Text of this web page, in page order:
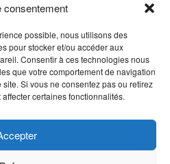
consentement
possible, nous utilisons des
pour stocker et/ou accéder aux
Consentir à ces technologies nous
que votre comportement de navigation
Si vous ne consentez pas ou retirez
certaines fonctionnalités.
9862
de non-responsabilité
réservés.